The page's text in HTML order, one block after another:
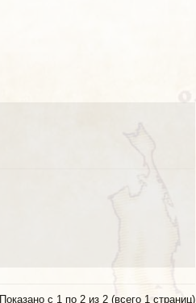
Показано с 1 по 2 из 2 (всего 1 страниц)